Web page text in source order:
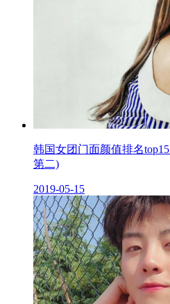
韩国女团门面颜值排名
第二)
2019-05-15